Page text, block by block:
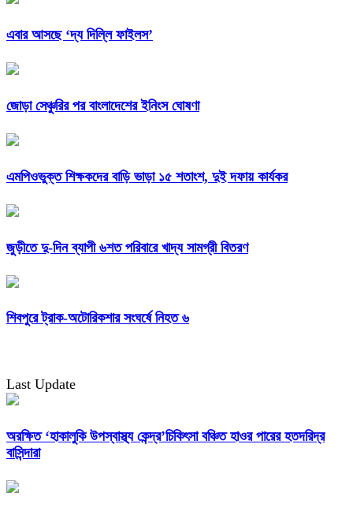
এবার আসছে ‘দ্য দিল্লি ফাইলস’
জোড়া সেঞ্চুরির পর বাংলাদেশের ইনিংস ঘোষণা
এমপিওভুক্ত শিক্ষকদের বাড়ি ভাড়া ১৫ শতাংশ, দুই দফায় কার্যকর
জুড়ীতে দু-দিন ব্যাপী ৬শত পরিবারে খাদ্য সামগ্রী বিতরণ
শিবপুরে ট্রাক-অটোরিকশার সংঘর্ষে নিহত ৬
Last Update
অরক্ষিত ‘হাকালুকি উপস্বাস্থ্য কেন্দ্র’চিকিৎসা বঞ্চিত হাওর পারের হতদরিদ্র
বাসিন্দারা